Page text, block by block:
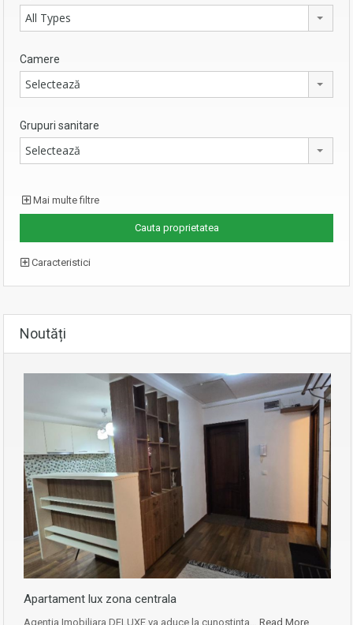
All Types
Camere
Selectează
Grupuri sanitare
Selectează
Mai multe filtre
Caracteristici
Noutăți
Apartament lux zona centrala
Agentia Imobiliara DELUXE va aduce la cunostinta… Read More